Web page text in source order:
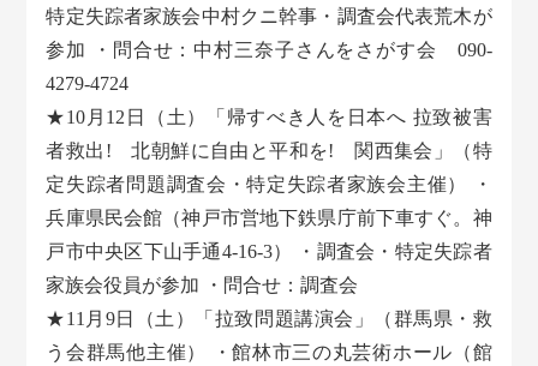
特定失踪者家族会中村クニ幹事・調査会代表荒木が
参加 ・問合せ：中村三奈子さんをさがす会 090-
4279-4724
★10月12日（土）「帰すべき人を日本へ 拉致被害
者救出! 北朝鮮に自由と平和を! 関西集会」（特
定失踪者問題調査会・特定失踪者家族会主催） ・
兵庫県民会館（神戸市営地下鉄県庁前下車すぐ。神
戸市中央区下山手通4-16-3） ・調査会・特定失踪者
家族会役員が参加 ・問合せ：調査会
★11月9日（土）「拉致問題講演会」（群馬県・救
う会群馬他主催） ・館林市三の丸芸術ホール（館